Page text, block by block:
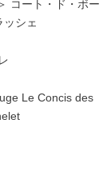
コート・ド・ボー
シェ
Le Concis des